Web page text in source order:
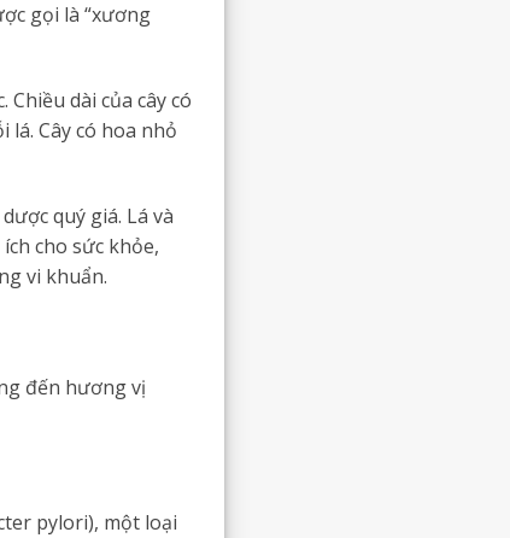
gọi là “xương
dài của cây có
lá. Cây có hoa nhỏ
quý giá. Lá và
cho sức khỏe,
vi khuẩn.
đến hương vị
pylori), một loại